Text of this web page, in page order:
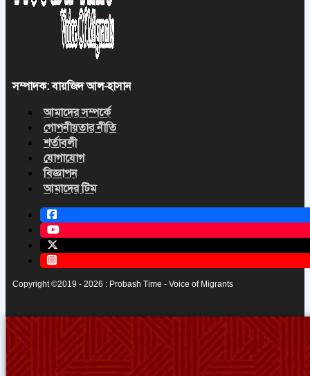
সম্পাদক: বায়জিদ আল-হাসান
আমাদের সম্পর্কে
গোপনীয়তার নীতি
শর্তাবলী
যোগাযোগ
বিজ্ঞাপন
আমাদের টিম
Copyright ©2019 - 2026 : Probash Time - Voice of Migrants